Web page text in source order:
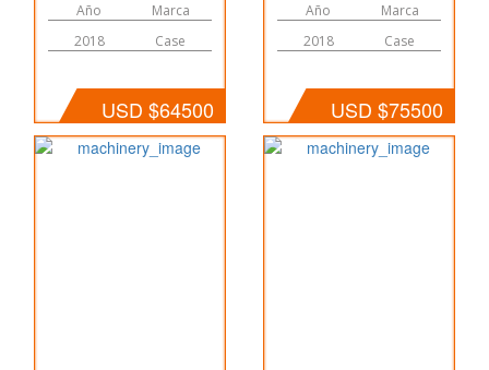
Año
2018
Marca
Case
USD $64500
Año
2018
Marca
Case
USD $75500